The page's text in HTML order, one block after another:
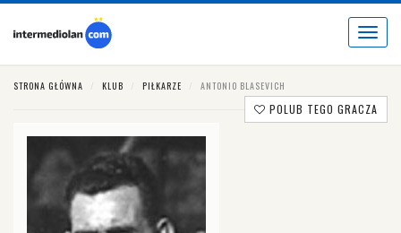
Toggle
STRONA GŁÓWNA KLUB PIŁKARZE ANTONIO BLASEVICH
POLUB TEGO GRACZA